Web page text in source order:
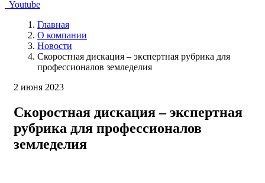
Youtube
Главная
О компании
Новости
Скоростная дискация – экспертная рубрика для
профессионалов земледелия
2 июня 2023
Скоростная дискация – экспертная
рубрика для профессионалов
земледелия